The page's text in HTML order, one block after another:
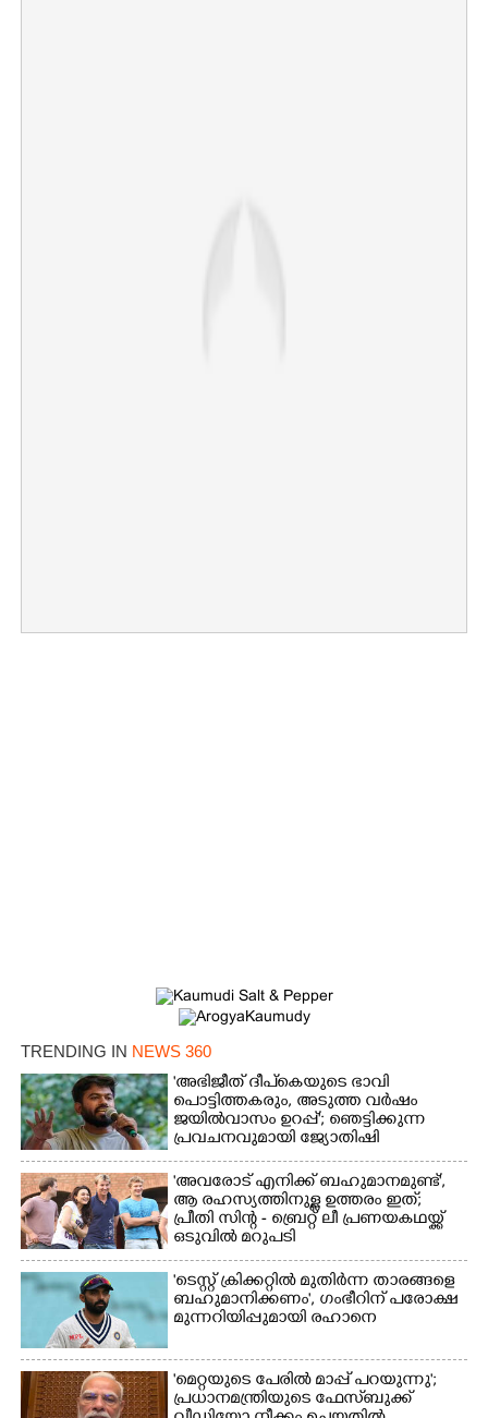
TRENDING IN NEWS 360
'അഭിജീത് ദീപ്‌കെയുടെ ഭാവി
പൊട്ടിത്തകരും, അടുത്ത വർഷം
ജയിൽവാസം ഉറപ്പ്'; ഞെട്ടിക്കുന്ന
പ്രവചനവുമായി ജ്യോതിഷി
'അവരോട് എനിക്ക് ബഹുമാനമുണ്ട്',​
ആ രഹസ്യത്തിനുള്ള ഉത്തരം ഇത്;
പ്രീതി സിന്റ - ബ്രെറ്റ് ലീ പ്രണയകഥയ്ക്ക്
ഒടുവിൽ മറുപടി
'ടെസ്റ്റ് ക്രിക്കറ്റിൽ മുതിർന്ന താരങ്ങളെ
ബഹുമാനിക്കണം', ഗംഭീറിന് പരോക്ഷ
മുന്നറിയിപ്പുമായി രഹാനെ
'മെറ്റയുടെ പേരിൽ മാപ്പ് പറയുന്നു';
പ്രധാനമന്ത്രിയുടെ ഫേസ്‌ബുക്ക്